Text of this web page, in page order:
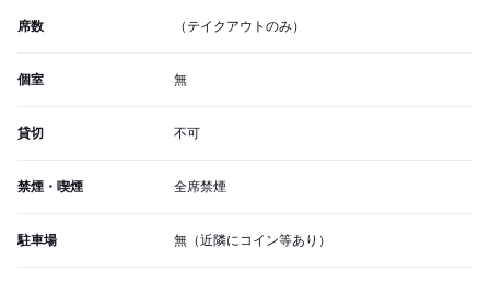
席数 （テイクアウトのみ）
個室 無
貸切 不可
禁煙・喫煙 全席禁煙
駐車場 無（近隣にコイン等あり）